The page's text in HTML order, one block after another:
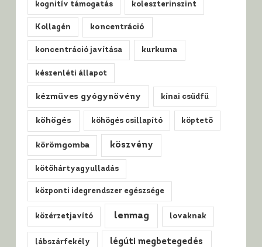
kognitív támogatás koleszterinszint
Kollagén koncentráció
koncentráció javítása kurkuma
készenléti állapot
kézműves gyógynövény kínai csűdfű
köhögés köhögés csillapító köptető
körömgomba köszvény
kötőhártyagyulladás
központi idegrendszer egészsége
közérzetjavító lenmag lovaknak
lábszárfekély légúti megbetegedés